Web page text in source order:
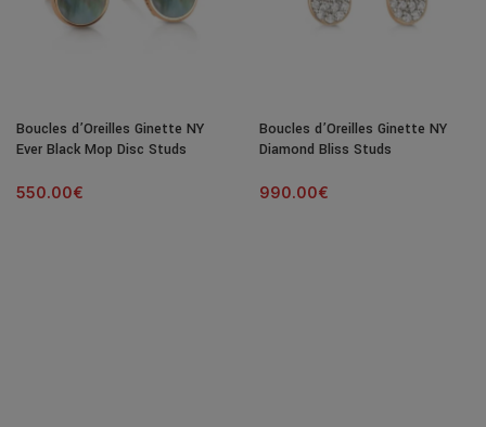
Boucles d’Oreilles Ginette NY
Ever Black Mop Disc Studs
550.00€
Boucles d’Oreilles Ginette NY
Diamond Bliss Studs
990.00€